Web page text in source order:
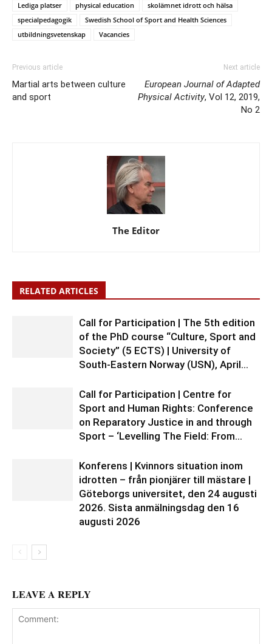
Lediga platser
physical education
skolämnet idrott och hälsa
specialpedagogik
Swedish School of Sport and Health Sciences
utbildningsvetenskap
Vacancies
Previous article
Martial arts between culture
and sport
Next article
European Journal of Adapted
Physical Activity, Vol 12, 2019,
No 2
The Editor
RELATED ARTICLES
Call for Participation | The 5th edition
of the PhD course “Culture, Sport and
Society” (5 ECTS) | University of
South-Eastern Norway (USN), April...
Call for Participation | Centre for
Sport and Human Rights: Conference
on Reparatory Justice in and through
Sport – ‘Levelling The Field: From...
Konferens | Kvinnors situation inom
idrotten – från pionjärer till mästare |
Göteborgs universitet, den 24 augusti
2026. Sista anmälningsdag den 16
augusti 2026
LEAVE A REPLY